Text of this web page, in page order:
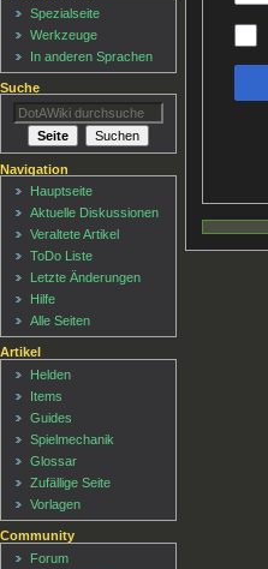
Spezialseite
Werkzeuge
In anderen Sprachen
Suche
Navigation
Hauptseite
Aktuelle Diskussionen
Veraltete Artikel
ToDo Liste
Letzte Änderungen
Hilfe
Alle Seiten
Artikel
Helden
Items
Guides
Spielmechanik
Glossar
Zufällige Seite
Vorlagen
Community
Forum